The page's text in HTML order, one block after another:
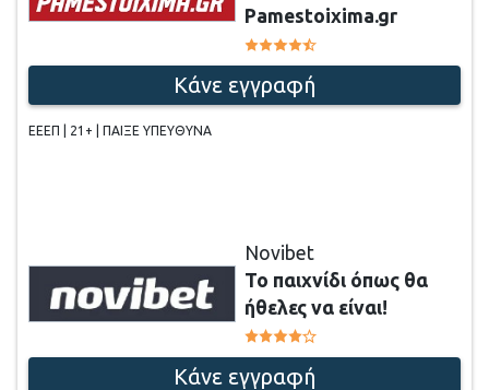
Pamestoixima.gr
Κάνε εγγραφή
ΕΕΕΠ | 21+ | ΠΑΙΞΕ ΥΠΕΥΘΥΝΑ
Novibet
Το παιχνίδι όπως θα
ήθελες να είναι!
Κάνε εγγραφή